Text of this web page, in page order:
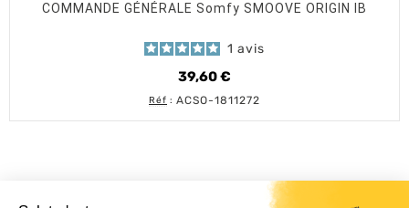
COMMANDE GÉNÉRALE Somfy SMOOVE ORIGIN IB
1 avis
39,60 €
Prix
Réf : ACSO-1811272